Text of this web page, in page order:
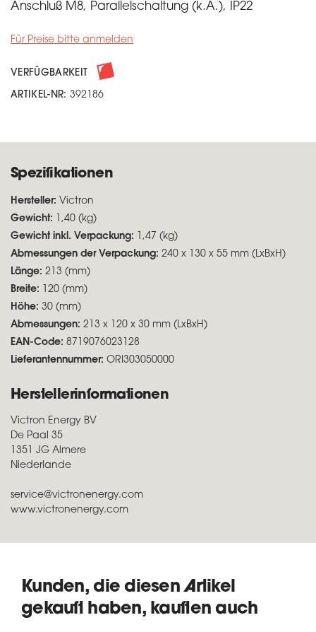
Anschluß M8, Parallelschaltung (k.A.), IP22
Für Preise bitte anmelden
VERFÜGBARKEIT
ARTIKEL-NR: 392186
Spezifikationen
Hersteller: Victron
Gewicht: 1,40 (kg)
Gewicht inkl. Verpackung: 1,47 (kg)
Abmessungen der Verpackung: 240 x 130 x 55 mm (LxBxH)
Länge: 213 (mm)
Breite: 120 (mm)
Höhe: 30 (mm)
Abmessungen: 213 x 120 x 30 mm (LxBxH)
EAN-Code: 8719076023128
Lieferantennummer: ORI303050000
Herstellerinformationen
Victron Energy BV
De Paal 35
1351 JG Almere
Niederlande
service@victronenergy.com
www.victronenergy.com
Kunden, die diesen Artikel
gekauft haben, kauften auch